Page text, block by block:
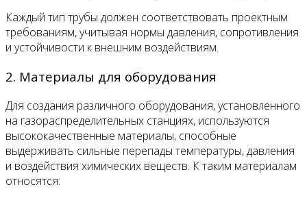
Каждый тип трубы должен соответствовать проектным
требованиям, учитывая нормы давления, сопротивления
и устойчивости к внешним воздействиям.
2. Материалы для оборудования
Для создания различного оборудования, установленного
на газораспределительных станциях, используются
высококачественные материалы, способные
выдерживать сильные перепады температуры, давления
и воздействия химических веществ. К таким материалам
относятся: